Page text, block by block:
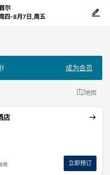
尔
四-8月7日,周五
! 成为会员
地图
店
晚 立即预订